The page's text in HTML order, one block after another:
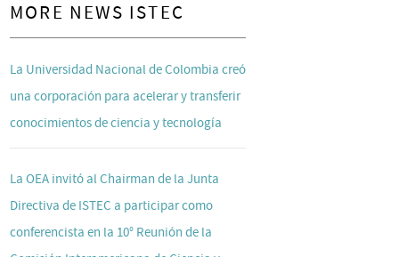
MORE NEWS ISTEC
La Universidad Nacional de Colombia creó
una corporación para acelerar y transferir
conocimientos de ciencia y tecnología
La OEA invitó al Chairman de la Junta
Directiva de ISTEC a participar como
conferencista en la 10° Reunión de la